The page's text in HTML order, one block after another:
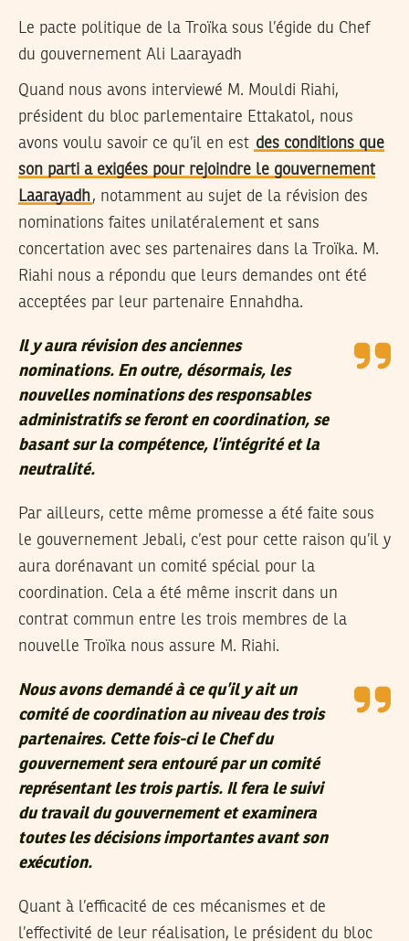
Le pacte politique de la Troïka sous l’égide du Chef
du gouvernement Ali Laarayadh
Quand nous avons interviewé M. Mouldi Riahi,
président du bloc parlementaire Ettakatol, nous
avons voulu savoir ce qu’il en est des conditions que
son parti a exigées pour rejoindre le gouvernement
Laarayadh, notamment au sujet de la révision des
nominations faites unilatéralement et sans
concertation avec ses partenaires dans la Troïka. M.
Riahi nous a répondu que leurs demandes ont été
acceptées par leur partenaire Ennahdha.
Il y aura révision des anciennes
nominations. En outre, désormais, les
nouvelles nominations des responsables
administratifs se feront en coordination, se
basant sur la compétence, l’intégrité et la
neutralité.
Par ailleurs, cette même promesse a été faite sous
le gouvernement Jebali, c’est pour cette raison qu’il y
aura dorénavant un comité spécial pour la
coordination. Cela a été même inscrit dans un
contrat commun entre les trois membres de la
nouvelle Troïka nous assure M. Riahi.
Nous avons demandé à ce qu’il y ait un
comité de coordination au niveau des trois
partenaires. Cette fois-ci le Chef du
gouvernement sera entouré par un comité
représentant les trois partis. Il fera le suivi
du travail du gouvernement et examinera
toutes les décisions importantes avant son
exécution.
Quant à l’efficacité de ces mécanismes et de
l’effectivité de leur réalisation, le président du bloc